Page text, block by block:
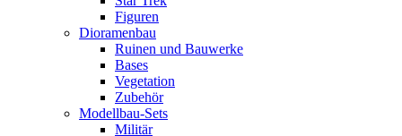
Figuren
Dioramenbau
Ruinen und Bauwerke
Bases
Vegetation
Zubehör
Modellbau-Sets
Militär